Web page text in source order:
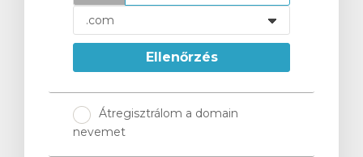
Ellenőrzés
Átregisztrálom a domain
nevemet